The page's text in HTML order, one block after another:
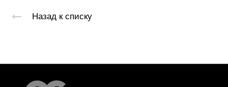
Назад к списку